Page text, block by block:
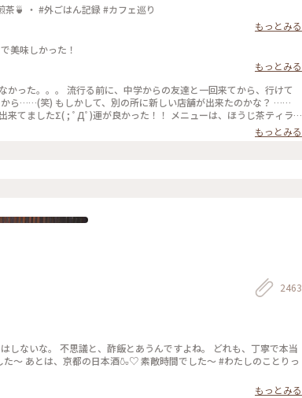
抹茶館：京都河原町 ・ ほうじ茶ティラミス 煎茶🍵 ・ #外ごはん記録 #カフェ巡り
もっとみる
美味しかった！
もっとみる
と一回来てから、行けて
……(笑) もしかして、別の所に新しい店舗が出来たのかな？ ……
Дﾟ)運が良かった！！ メニューは、ほうじ茶ティラ
味。きな粉にほうじ茶がブレンドされてるのかな……？？ほうじ茶だ
っか(笑) #抹茶館 #抹茶 #ほうじ茶ティラミス
もっとみる
2463
ないな。 不思議と、酢飯とあうんですよね。 どれも、丁寧で本当
〜 あとは、京都の日本酒🍶♡ 素敵時間でした〜 #わたしのことりっ
もっとみる